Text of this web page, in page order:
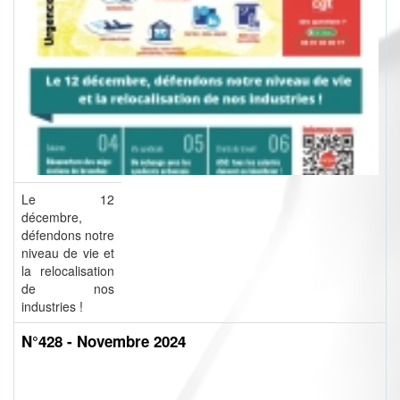
Le 12
décembre,
défendons notre
niveau de vie et
la relocalisation
de nos
industries !
N°428 - Novembre 2024